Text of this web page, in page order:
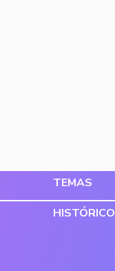
TEMAS
HISTÓRICO